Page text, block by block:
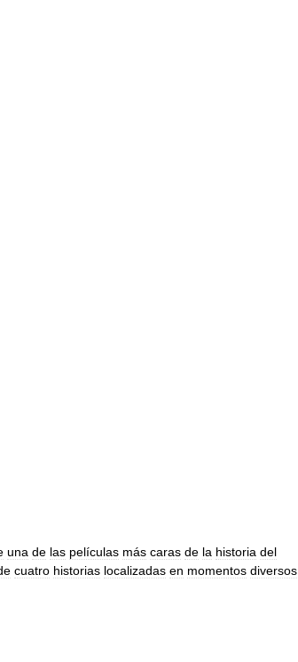
una de las películas más caras de la historia del
cuatro historias localizadas en momentos diversos